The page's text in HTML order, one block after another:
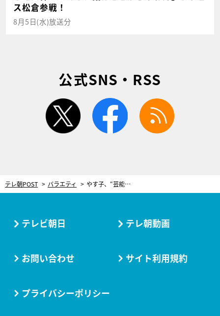
ス松倉参戦！
8月5日(水)放送分
公式SNS・RSS
twitter facebook
テレ朝POST バラエティ やす子、“芸能界の恩人”を明かす「やす子の芸能界での取り扱い説明書を作ってくれた」
テレビ朝日 テレ朝動画
お問い合わせ サイト利用規約
プライバシーポリシー